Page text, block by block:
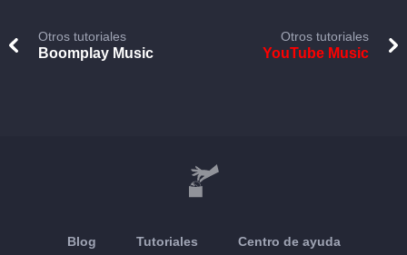
Otros tutoriales
Boomplay Music
Otros tutoriales
YouTube Music
Blog Tutoriales Centro de ayuda